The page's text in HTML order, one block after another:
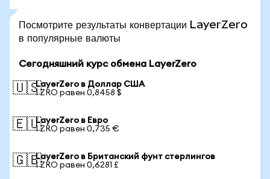
Посмотрите результаты конвертации LayerZero
в популярные валюты
Сегодняшний курс обмена LayerZero
🇺🇸LayerZero в Доллар США
1 ZRO равен 0,8458 $
🇪🇺LayerZero в Евро
1 ZRO равен 0,735 €
🇬🇧LayerZero в Британский фунт стерлингов
1 ZRO равен 0,6281 £